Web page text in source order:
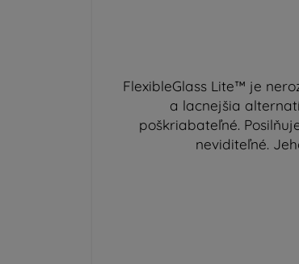
FlexibleGlass Lite™ je
a lacnejšia
poškriabateľné.
neviditeľné.